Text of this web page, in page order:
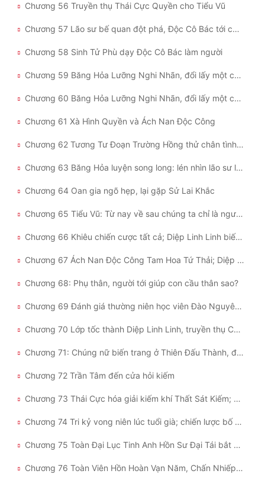
Chương 56 Truyền thụ Thái Cực Quyền cho Tiểu Vũ
Chương 57 Lão sư bế quan đột phá, Độc Cô Bác tới cửa gây chuyện!
Chương 58 Sinh Tử Phù dạy Độc Cô Bác làm người
Chương 59 Băng Hỏa Lưỡng Nghi Nhãn, đổi lấy một cơ hội bái sư (thượng)
Chương 60 Băng Hỏa Lưỡng Nghi Nhãn, đổi lấy một cơ hội bái sư (hạ)
Chương 61 Xà Hình Quyền và Ách Nan Độc Công
Chương 62 Tương Tư Đoạn Trường Hồng thử chân tình, lão sư mồ hôi lạnh chảy ròng
Chương 63 Băng Hỏa luyện song long: lén nhìn lão sư luyện thể
Chương 64 Oan gia ngõ hẹp, lại gặp Sử Lai Khắc
Chương 65 Tiểu Vũ: Từ nay về sau chúng ta chỉ là người xa lạ
Chương 66 Khiêu chiến cược tất cả; Diệp Linh Linh biết muộn màng
Chương 67 Ách Nan Độc Công Tam Hoa Tứ Thải; Diệp Linh Linh độc phát bái sư
Chương 68: Phụ thân, người tới giúp con cầu thân sao?
Chương 69 Đánh giá thường niên học viên Đào Nguyên, tập hợp tham chiến
Chương 70 Lớp tốc thành Diệp Linh Linh, truyền thụ Cửu Chuyển Hắc Liên Quyết
Chương 71: Chúng nữ biến trang ở Thiên Đấu Thành, đội phục Đào Nguyên ra lò
Chương 72 Trần Tâm đến cửa hỏi kiếm
Chương 73 Thái Cực hóa giải kiếm khí Thất Sát Kiếm; sắp xếp của Đại Sư
Chương 74 Tri kỷ vong niên lúc tuổi già; chiến lược bố trí của Đội Đào Nguyên
Chương 75 Toàn Đại Lục Tinh Anh Hồn Sư Đại Tái bắt đầu, Học Viện Hoàng Gia Thiên Đấu VS Học Viện Đào Nguyên!
Chương 76 Toàn Viên Hồn Hoàn Vạn Năm, Chấn Nhiếp Toàn Trường